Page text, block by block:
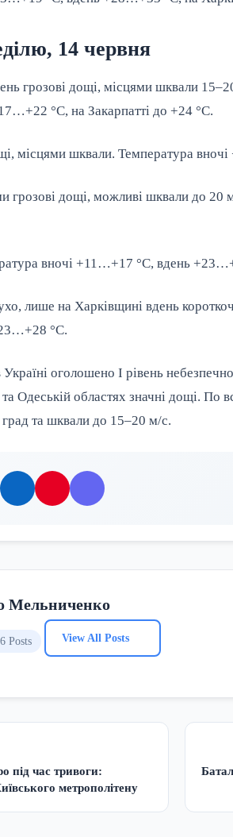
14 червня
грозові дощі, місцями шквали
°С, на Закарпатті до +24 °С.
місцями шквали. Температура
грозові дощі, можливі шквали до
вночі +11…+17 °С, вдень
лише на Харківщині вдень
°С.
оголошено I рівень
Одеській областях значні дощі. По
та шквали до 15–20 м/с.
Мельниченко
Posts View All Posts
під час тривоги:
метрополітену